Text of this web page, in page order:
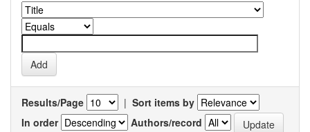
Results/Page | Sort items by
In order
Authors/record